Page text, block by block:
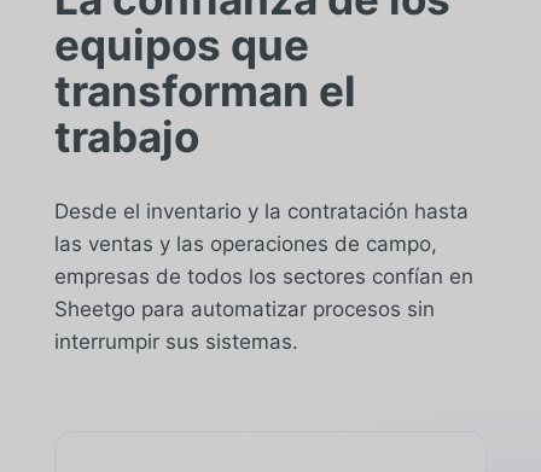
equipos que
transforman el
trabajo
Desde el inventario y la contratación hasta
las ventas y las operaciones de campo,
empresas de todos los sectores confían en
Sheetgo para automatizar procesos sin
interrumpir sus sistemas.